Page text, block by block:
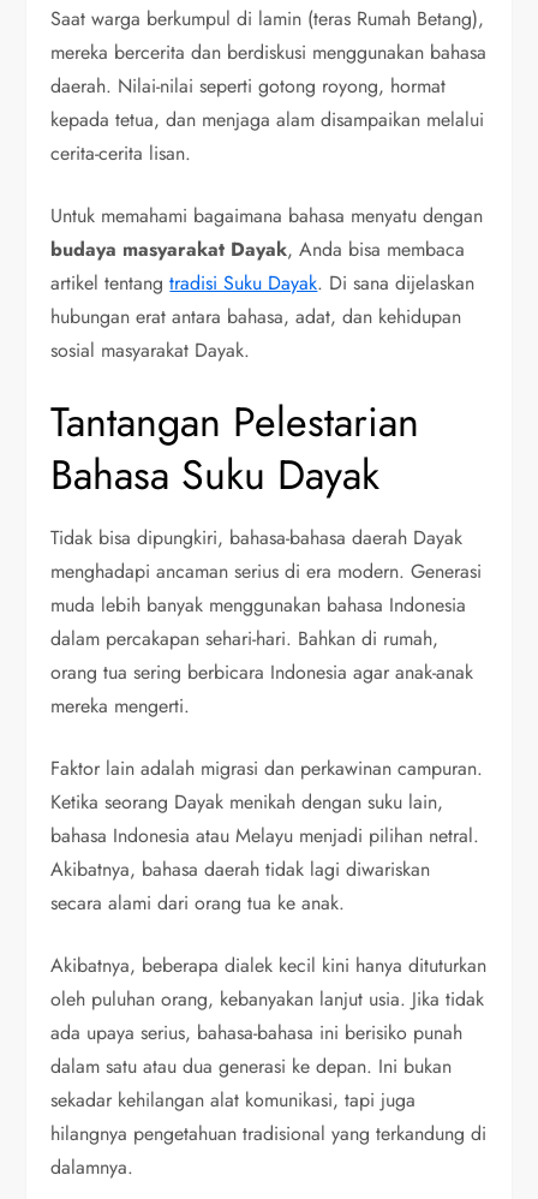
Saat warga berkumpul di lamin (teras Rumah Betang),
mereka bercerita dan berdiskusi menggunakan bahasa
daerah. Nilai-nilai seperti gotong royong, hormat
kepada tetua, dan menjaga alam disampaikan melalui
cerita-cerita lisan.
Untuk memahami bagaimana bahasa menyatu dengan
budaya masyarakat Dayak, Anda bisa membaca
artikel tentangtradisi Suku Dayak. Di sana dijelaskan
hubungan erat antara bahasa, adat, dan kehidupan
sosial masyarakat Dayak.
Tantangan Pelestarian
Bahasa Suku Dayak
Tidak bisa dipungkiri, bahasa-bahasa daerah Dayak
menghadapi ancaman serius di era modern. Generasi
muda lebih banyak menggunakan bahasa Indonesia
dalam percakapan sehari-hari. Bahkan di rumah,
orang tua sering berbicara Indonesia agar anak-anak
mereka mengerti.
Faktor lain adalah migrasi dan perkawinan campuran.
Ketika seorang Dayak menikah dengan suku lain,
bahasa Indonesia atau Melayu menjadi pilihan netral.
Akibatnya, bahasa daerah tidak lagi diwariskan
secara alami dari orang tua ke anak.
Akibatnya, beberapa dialek kecil kini hanya dituturkan
oleh puluhan orang, kebanyakan lanjut usia. Jika tidak
ada upaya serius, bahasa-bahasa ini berisiko punah
dalam satu atau dua generasi ke depan. Ini bukan
sekadar kehilangan alat komunikasi, tapi juga
hilangnya pengetahuan tradisional yang terkandung di
dalamnya.